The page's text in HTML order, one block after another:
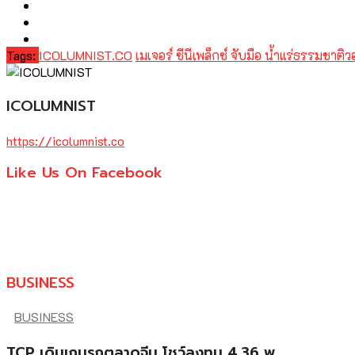
Tags: ICOLUMNIST.CO เมเจอร์ ซีนีเพล็กซ์ จับมือ น้ำแร่ธรรมชาติว
ICOLUMNIST
https://icolumnist.co
Like Us On Facebook
BUSINESS
BUSINESS